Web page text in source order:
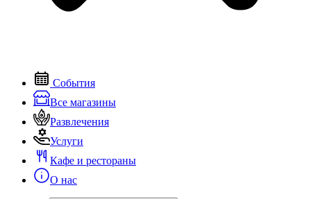
События
Все магазины
Развлечения
Услуги
Кафе и рестораны
О нас